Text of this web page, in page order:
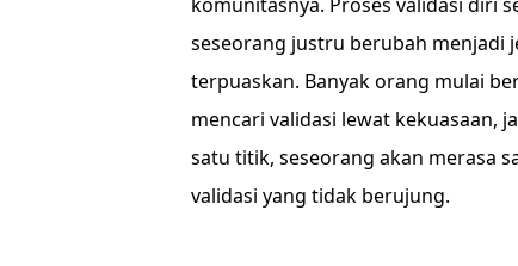
seseorang justru berubah menjadi
terpuaskan. Banyak orang mulai
mencari validasi lewat kekuasaan,
satu titik, seseorang akan merasa
validasi yang tidak berujung.